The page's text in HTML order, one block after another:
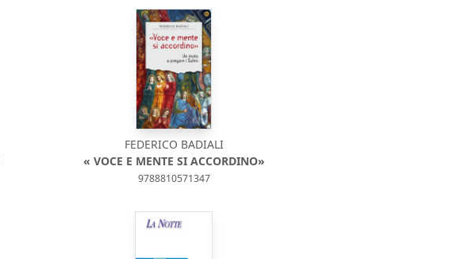
FEDERICO BADIALI
« VOCE E MENTE SI ACCORDINO»
9788810571347